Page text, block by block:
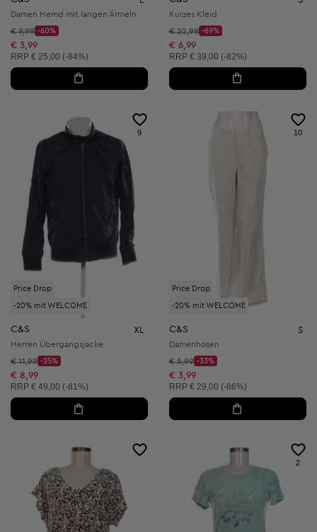
Damen Hemd mit langen Ärmeln
Startpreis:
€ 9,99
Discount Price:
-60%
Reduzierter Preis:
€ 3,99
Unverbindliche Preisempfehlung:
RRP € 25,00 (-84%)
Kurzes Kleid
Startpreis:
€ 22,99
Discount Price:
-69%
Reduzierter Preis:
€ 6,99
Unverbindliche Preisempfehlung:
RRP € 39,00 (-82%)
Price Drop
-20% mit WELCOME
9
C&S XL
Herren Übergangsjacke
Startpreis:
€ 11,99
Discount Price:
-25%
Reduzierter Preis:
€ 8,99
Unverbindliche Preisempfehlung:
RRP € 49,00 (-81%)
Price Drop
-20% mit WELCOME
10
C&S S
Damenhosen
Startpreis:
€ 5,99
Discount Price:
-33%
Reduzierter Preis:
€ 3,99
Unverbindliche Preisempfehlung:
RRP € 29,00 (-86%)
2